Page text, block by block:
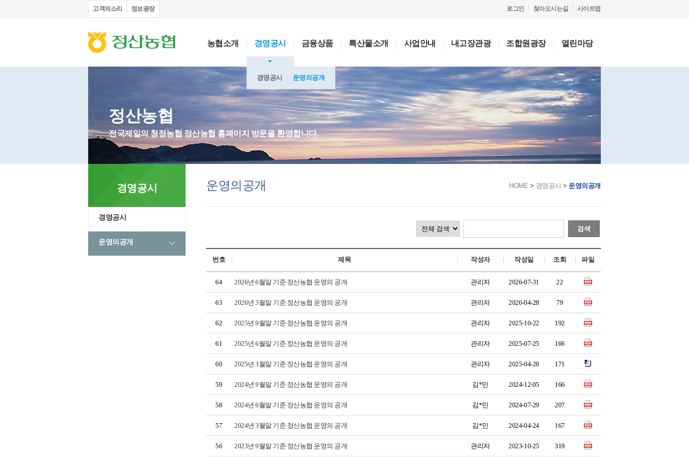
고객의소리 정보광장 로그인 찾아오시는길 사이트맵
농협소개 경영공시
경영공시 운영의공개
금융상품 특산물소개 사업안내 내고장관광 조합원광장 열린마당
정산농협
전국제일의 청정농협 정산농협 홈페이지 방문을 환영합니다.
경영공시
경영공시
운영의공개
HOME > 경영공시 > 운영의공개
운영의공개
번호 제목 작성자 작성일 조회 파일
64 2026년 6월말 기준 정산농협 운영의 공개 관리자 2026-07-31 22
63 2026년 3월말 기준 정산농협 운영의 공개 관리자 2026-04-28 79
62 2025년 9월말 기준 정산농협 운영의 공개 관리자 2025-10-22 192
61 2025년 6월말 기준 정산농협 운영의 공개 관리자 2025-07-25 166
60 2025년 3월말 기준 정산농협 운영의 공개 관리자 2025-04-28 171
59 2024년 9월말 기준 정산농협 운영의 공개 김*민 2024-12-05 166
58 2024년 6월말 기준 정산농협 운영의 공개 김*민 2024-07-29 207
57 2024년 3월말 기준 정산농협 운영의 공개 김*민 2024-04-24 167
56 2023년 9월말 기준 정산농협 운영의 공개 관리자 2023-10-25 319